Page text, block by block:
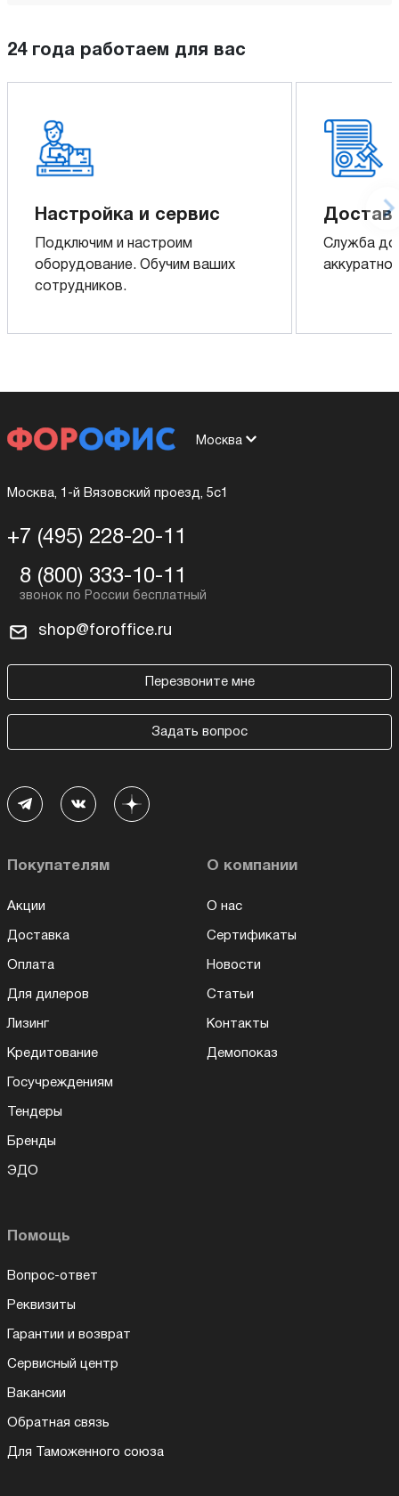
24 года работаем для вас
Настройка и сервис
Подключим и настроим
оборудование. Обучим ваших
сотрудников.
Служба
аккуратно
Москва
Москва, 1-й Вязовский проезд, 5с1
+7 (495) 228-20-11
8 (800) 333-10-11
shop@foroffice.ru
Перезвоните мне
Задать вопрос
Покупателям
Акции
Доставка
Оплата
Для дилеров
Лизинг
Кредитование
Госучреждениям
Тендеры
Бренды
ЭДО
О компании
О нас
Сертификаты
Новости
Статьи
Контакты
Демопоказ
Помощь
Вопрос-ответ
Реквизиты
Гарантии и возврат
Сервисный центр
Вакансии
Обратная связь
Для Таможенного союза